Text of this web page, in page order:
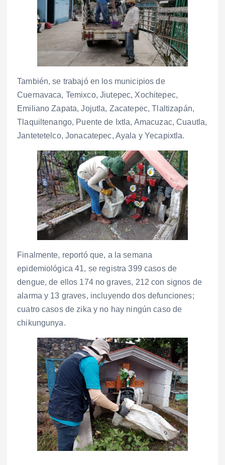
También, se trabajó en los municipios de
Cuernavaca, Temixco, Jiutepec, Xochitepec,
Emiliano Zapata, Jojutla, Zacatepec, Tlaltizapán,
Tlaquiltenango, Puente de Ixtla, Amacuzac, Cuautla,
Jantetetelco, Jonacatepec, Ayala y Yecapixtla.
Finalmente, reportó que, a la semana
epidemiológica 41, se registra 399 casos de
dengue, de ellos 174 no graves, 212 con signos de
alarma y 13 graves, incluyendo dos defunciones;
cuatro casos de zika y no hay ningún caso de
chikungunya.